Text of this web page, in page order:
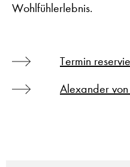
Wohlfühlerlebnis.
Termin
Alexander von